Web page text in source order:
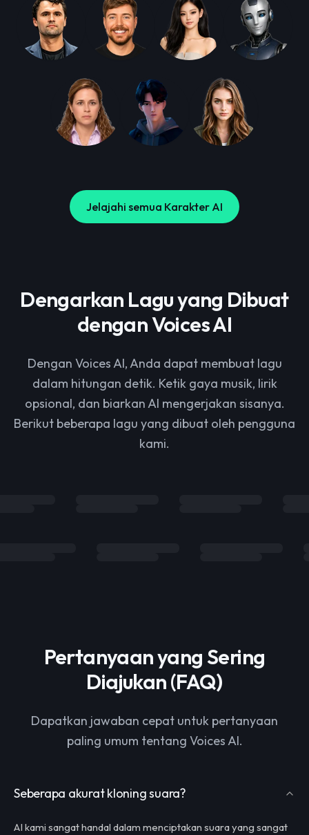
Jelajahi semua Karakter AI
Dengarkan Lagu yang Dibuat
dengan Voices AI
Dengan Voices AI, Anda dapat membuat lagu
dalam hitungan detik. Ketik gaya musik, lirik
opsional, dan biarkan AI mengerjakan sisanya.
Berikut beberapa lagu yang dibuat oleh pengguna
kami.
Pertanyaan yang Sering
Diajukan (FAQ)
Dapatkan jawaban cepat untuk pertanyaan
paling umum tentang Voices AI.
Seberapa akurat kloning suara?
AI kami sangat handal dalam menciptakan suara yang sangat